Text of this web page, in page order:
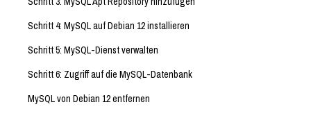
Schritt 4: MySQL auf Debian 12 installieren
Schritt 5: MySQL-Dienst verwalten
Schritt 6: Zugriff auf die MySQL-Datenbank
MySQL von Debian 12 entfernen